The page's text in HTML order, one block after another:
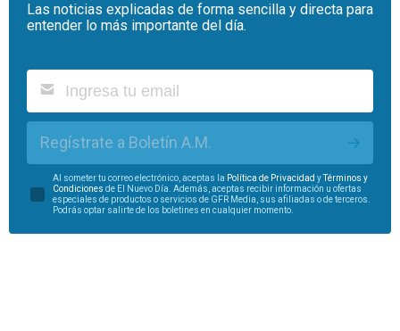
Las noticias explicadas de forma sencilla y directa para
entender lo más importante del día.
Regístrate a Boletín A.M.
Al someter tu correo electrónico, aceptas la Política de Privacidad y
Términos y
Condiciones de El Nuevo Día. Además, aceptas recibir información u ofertas
especiales de productos o servicios de GFR Media, sus afiliadas o de terceros.
Podrás optar salirte de los boletines en cualquier momento.